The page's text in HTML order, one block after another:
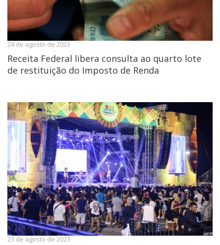
24 de agosto de 2023
Receita Federal libera consulta ao quarto lote
de restituição do Imposto de Renda
23 de agosto de 2023